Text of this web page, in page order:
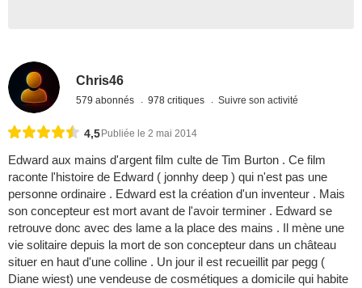
Chris46
579 abonnés 978 critiques Suivre son activité
4,5 Publiée le 2 mai 2014
Edward aux mains d'argent film culte de Tim Burton . Ce film
raconte l'histoire de Edward ( jonnhy deep ) qui n'est pas une
personne ordinaire . Edward est la création d'un inventeur . Mais
son concepteur est mort avant de l'avoir terminer . Edward se
retrouve donc avec des lame a la place des mains . Il mène une
vie solitaire depuis la mort de son concepteur dans un château
situer en haut d'une colline . Un jour il est recueillit par pegg (
Diane wiest) une vendeuse de cosmétiques a domicile qui habite